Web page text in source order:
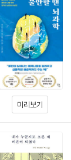
미리보기